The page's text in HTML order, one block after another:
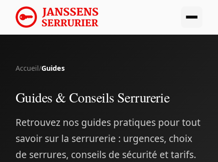
Accueil/Guides
Guides & Conseils Serrurerie
Retrouvez nos guides pratiques pour tout
savoir sur la serrurerie : urgences, choix
de serrures, conseils de sécurité et tarifs.